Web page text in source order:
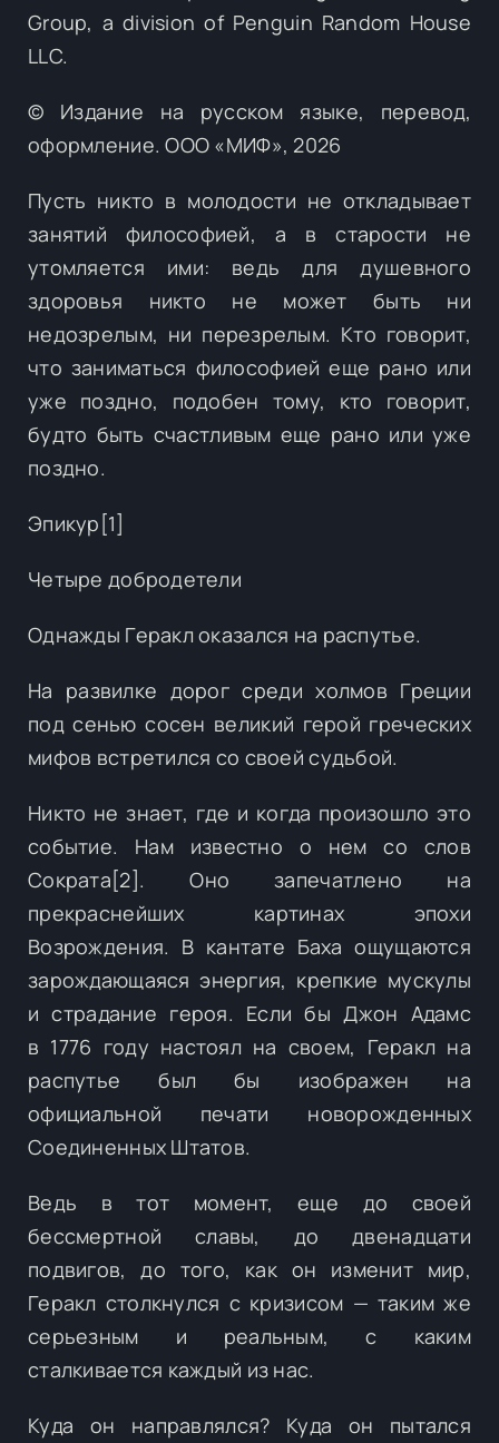
Group, a division of Penguin Random House
LLC.
© Издание на русском языке, перевод,
оформление. ООО «МИФ», 2026
Пусть никто в молодости не откладывает
занятий философией, а в старости не
утомляется ими: ведь для душевного
здоровья никто не может быть ни
недозрелым, ни перезрелым. Кто говорит,
что заниматься философией еще рано или
уже поздно, подобен тому, кто говорит,
будто быть счастливым еще рано или уже
поздно.
Эпикур[1]
Четыре добродетели
Однажды Геракл оказался на распутье.
На развилке дорог среди холмов Греции
под сенью сосен великий герой греческих
мифов встретился со своей судьбой.
Никто не знает, где и когда произошло это
событие. Нам известно о нем со слов
Сократа[2]. Оно запечатлено на
прекраснейших картинах эпохи
Возрождения. В кантате Баха ощущаются
зарождающаяся энергия, крепкие мускулы
и страдание героя. Если бы Джон Адамс
в 1776 году настоял на своем, Геракл на
распутье был бы изображен на
официальной печати новорожденных
Соединенных Штатов.
Ведь в тот момент, еще до своей
бессмертной славы, до двенадцати
подвигов, до того, как он изменит мир,
Геракл столкнулся с кризисом — таким же
серьезным и реальным, с каким
сталкивается каждый из нас.
Куда он направлялся? Куда он пытался